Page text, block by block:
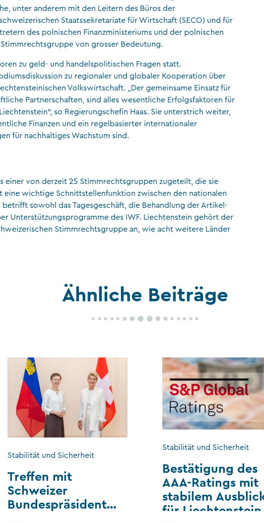
unter anderem mit den Leitern des Büros der
Staatssekretariate für Wirtschaft (SECO) und für
des polnischen Finanzministeriums und der polnischen
von grosser Bedeutung.
zu geld- und handelspolitischen Fragen statt.
zu regionaler und globaler Kooperation über
Volkswirtschaft. „Der gemeinsame Einsatz für
Partnerschaften, sind alles wesentliche Erfolgsfaktoren für
so Regierungschefin Haas. Sie unterstrich weiter,
Finanzen und ein regelbasierter internationaler
für nachhaltiges Wachstum sind.
einer von derzeit 25 Stimmrechtsgruppen zugeteilt, die sie
wichtige Schnittstellenfunktion zwischen den nationalen
sowohl das Tagesgeschäft, die Behandlung der Artikel-
Unterstützungsprogramme des IWF. Liechtenstein gehört der
Stimmrechtsgruppe an, wie acht weitere Länder
Ähnliche Beiträge
Stabilität und Sicherheit
Treffen mit
Schweizer
Bundespräsident
Stabilität und Sicherheit
Bestätigung des
AAA-Ratings mit
stabilem
für Liechtenstein